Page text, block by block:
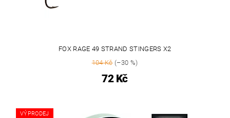
FOX RAGE 49 STRAND STINGERS X2
104 Kč(–30 %)
72 Kč
VÝPRODEJ